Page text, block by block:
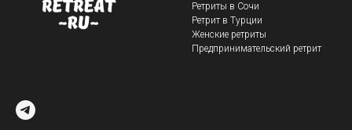
Ретриты в Сочи
Ретрит в Турции
Женские ретриты
Предпринимательский ретрит